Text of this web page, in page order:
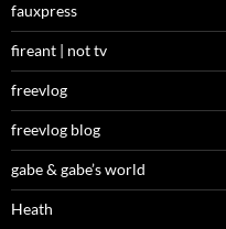
fauxpress
fireant | not tv
freevlog
freevlog blog
gabe & gabe’s world
Heath